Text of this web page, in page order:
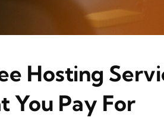
Hosting
You Pay For